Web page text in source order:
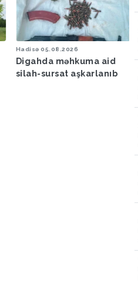
Hadisə 05.08.2026
Digahda məhkuma aid
silah-sursat aşkarlanıb